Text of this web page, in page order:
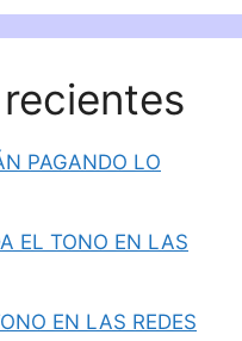
PAGANDO LO
EL TONO EN LAS
EN LAS REDES